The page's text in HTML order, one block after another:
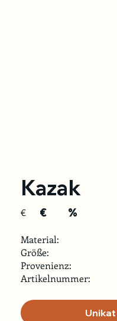
Kazak
€ € %
Material:
Größe:
Provenienz:
Artikelnummer: